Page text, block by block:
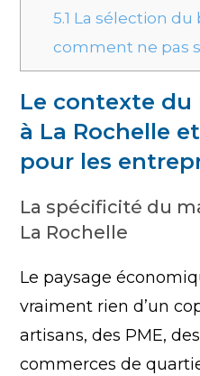
5.1 La sélection du
comment ne pas
Le contexte
à La Rochelle
pour les
La spécificité du
La Rochelle
Le paysage
vraiment rien d’un
artisans, des PME,
commerces de